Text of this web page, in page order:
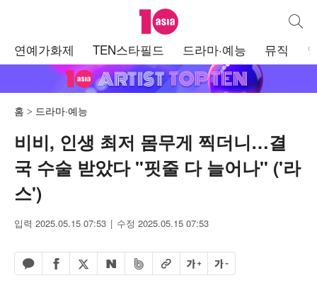
텐아시아 통합
연예가화제 TEN스타필드 드라마·예능 뮤직
홈 드라마·예능
비비, 인생 최저 몸무게 찍더니…결
국 수술 받았다 "핏줄 다 늘어나" ('라
스')
입력 2025.05.15 07:53 수정 2025.05.15 07:53
카카오톡 공유하기
페이스북 공유하기
엑스 공유하기
네이버 공유하기
밴드 공유하기
URL복사글자 크게글자 작게